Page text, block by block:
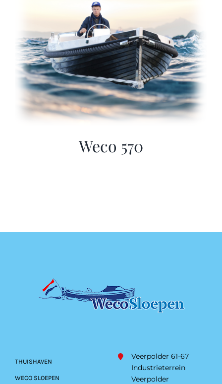
Afspraak maken
Weco 570
THUISHAVEN
WECO SLOEPEN
Veerpolder 61-67
Industrieterrein
Veerpolder